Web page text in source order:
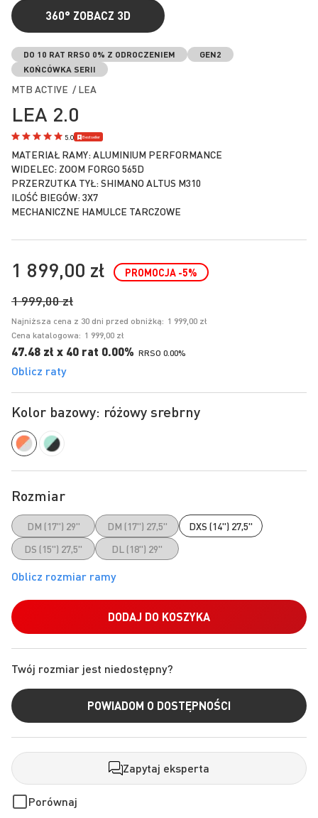
360° ZOBACZ 3D
na
początek
LEA 2.0
5.0 Bestseller
DO 10 RAT RRSO 0% Z ODROCZENIEM
GEN2
KOŃCÓWKA SERII
MTB ACTIVE / LEA
MATERIAŁ RAMY: ALUMINIUM PERFORMANCE
WIDELEC: ZOOM FORGO 565D
PRZERZUTKA TYŁ: SHIMANO ALTUS M310
ILOŚĆ BIEGÓW: 3X7
MECHANICZNE HAMULCE TARCZOWE
Kolor bazowy: różowy srebrny
Rozmiar
DM (17") 29" DM (17") 27,5"
DXS (14") 27,5"
DS (15") 27,5"
DL (18") 29"
DODAJ DO KOSZYKA
Zapytaj eksperta
Porównaj
1 899,00 zł
1 999,00 zł
PROMOCJA -5%
Najniższa cena z 30 dni przed obniżką: 1 999,00 zł
Cena katalogowa: 1 999,00 zł
47.48 zł x 40 rat 0.00% RRSO 0.00%
Oblicz raty
Twój rozmiar jest niedostępny?
POWIADOM O DOSTĘPNOŚCI